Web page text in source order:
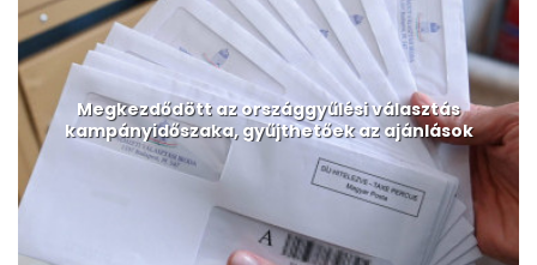
Megkezdődött az országgyűlési választás
kampányidőszaka, gyűjthetőek az ajánlások